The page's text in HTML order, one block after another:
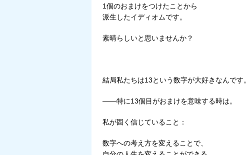
1個のおまけをつけたことから
派生したイディオムです。
素晴らしいと思いませんか？
結局私たちは13という数字が大好きなんです。
――特に13個目がおまけを意味する時は。
私が固く信じていること：
数字への考え方を変えることで、